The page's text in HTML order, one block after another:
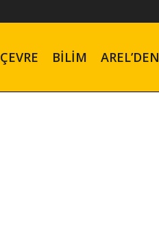
ÇEVRE BILIM AREL’DEN